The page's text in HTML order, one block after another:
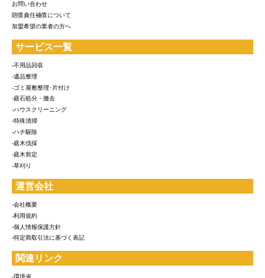
お問い合わせ
賠償責任補償について
加盟希望の業者の方へ
サービス一覧
-不用品回収
-遺品整理
-ゴミ屋敷整理･片付け
-庭石処分・撤去
-ハウスクリーニング
-特殊清掃
-ハチ駆除
-庭木伐採
-庭木剪定
-草刈り
運営会社
-会社概要
-利用規約
-個人情報保護方針
-特定商取引法に基づく表記
関連リンク